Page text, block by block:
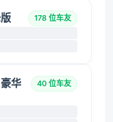
178 位车友
华
40 位车友